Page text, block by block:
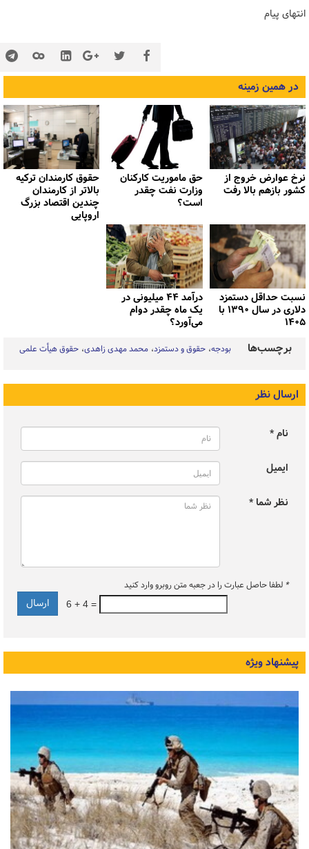
انتهای پیام
در همین زمینه
نرخ عوارض خروج از
کشور بازهم بالا رفت
حق ماموریت کارکنان
وزارت نفت چقدر
است؟
حقوق کارمندان ترکیه
بالاتر از کارمندان
چندین اقتصاد بزرگ
اروپایی
نسبت حداقل دستمزد
دلاری در سال ۱۳۹۰ با
۱۴۰۵
درآمد ۴۴ میلیونی در
یک ماه چقدر دوام
می‌آورد؟
برچسب‌ها بودجه حقوق و دستمزد محمد مهدی زاهدی حقوق هیأت علمی
ارسال نظر
نام *
ایمیل
نظر شما *
* لطفا حاصل عبارت را در جعبه متن روبرو وارد کنید
6 + 4 =
پیشنهاد ویژه